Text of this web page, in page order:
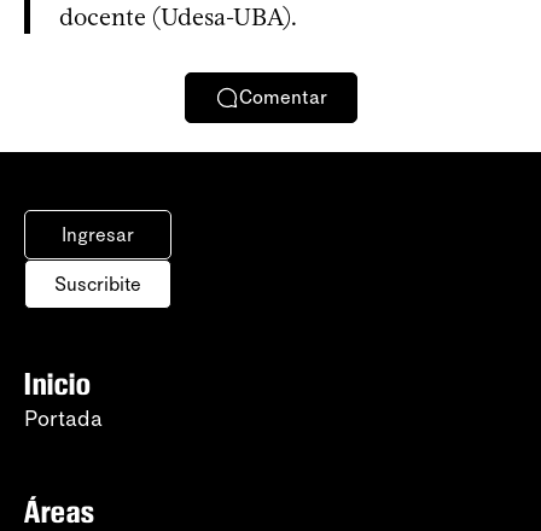
docente (Udesa-UBA).
Comentar
Ingresar
Suscribite
Inicio
Portada
Áreas